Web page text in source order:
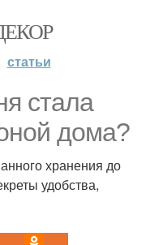
статьи
стала
дома?
хранения до
удобства,